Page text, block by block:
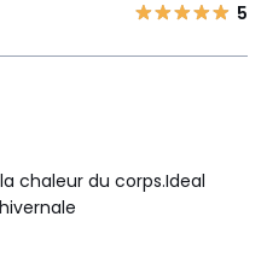
5
chaleur du corps.Ideal